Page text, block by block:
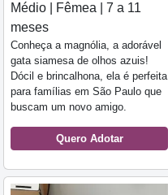
Médio | Fêmea | 7 a 11
meses
Conheça a magnólia, a adorável
gata siamesa de olhos azuis!
Dócil e brincalhona, ela é perfeita
para famílias em São Paulo que
buscam um novo amigo.
Quero Adotar